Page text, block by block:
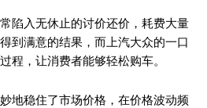
陷入无休止的讨价还价，耗费大量
到满意的结果，而上汽大众的一口
程，让消费者能够轻松购车。
地稳住了市场价格，在价格波动频